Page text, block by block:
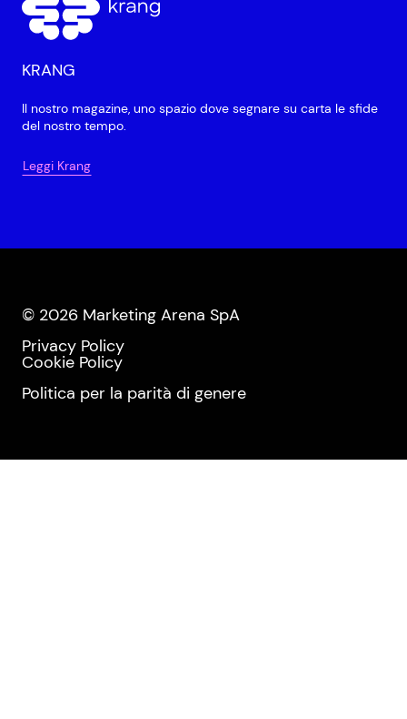
KRANG
Il nostro magazine, uno spazio dove segnare su carta le sfide
del nostro tempo.
Leggi Krang
© 2026 Marketing Arena SpA
Privacy Policy
Cookie Policy
Politica per la parità di genere